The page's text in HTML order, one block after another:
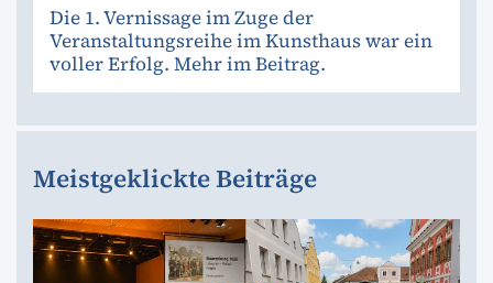
Die 1. Vernissage im Zuge der
Veranstaltungsreihe im Kunsthaus war ein
voller Erfolg. Mehr im Beitrag.
Meistgeklickte Beiträge